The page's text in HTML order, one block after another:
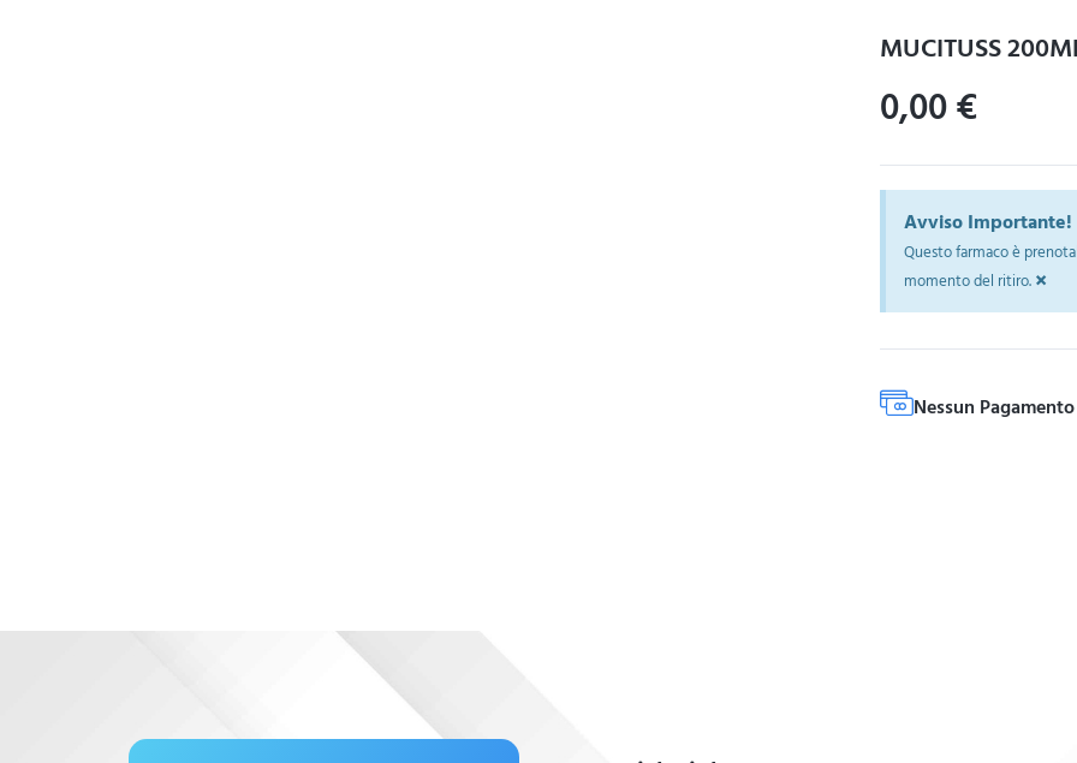
MUCITUSS
0,00€
Avviso Importante!
Questo farmaco è
momento del ritiro.×
Nessun